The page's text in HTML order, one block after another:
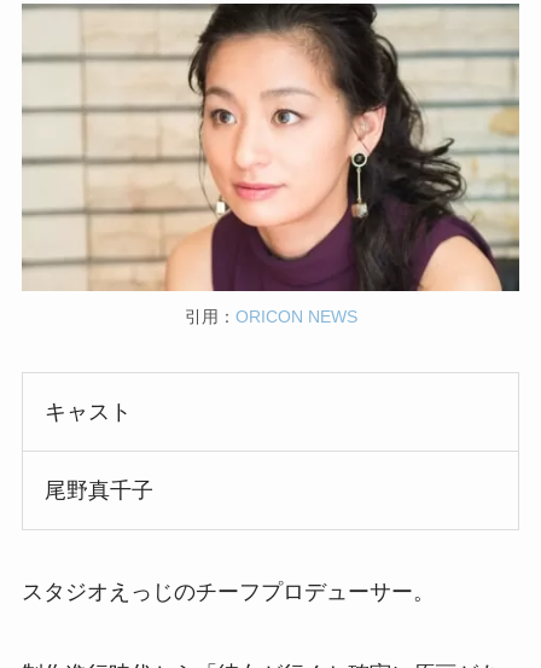
引用： ORICON NEWS
キャスト
尾野真千子
スタジオえっじのチーフプロデューサー。